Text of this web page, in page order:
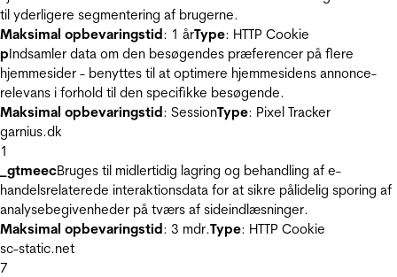
til yderligere segmentering af brugerne.
Maksimal opbevaringstid: 1 årType: HTTP Cookie
pIndsamler data om den besøgendes præferencer på flere
hjemmesider - benyttes til at optimere hjemmesidens annonce-
relevans i forhold til den specifikke besøgende.
Maksimal opbevaringstid: SessionType: Pixel Tracker
garnius.dk
1
_gtmeecBruges til midlertidig lagring og behandling af e-
handelsrelaterede interaktionsdata for at sikre pålidelig sporing af
analysebegivenheder på tværs af sideindlæsninger.
Maksimal opbevaringstid: 3 mdr.Type: HTTP Cookie
sc-static.net
7